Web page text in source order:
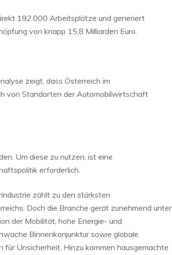
192.000 Arbeitsplätze und generiert
von knapp 15,8 Milliarden Euro.
zeigt, dass Österreich im
von Standorten der Automobilwirtschaft
Um diese zu nutzen, ist eine
erforderlich.
zählt zu den stärksten
Doch die Branche gerät zunehmend unter
der Mobilität, hohe Energie- und
Binnenkonjunktur sowie globale
für Unsicherheit. Hinzu kommen hausgemachte